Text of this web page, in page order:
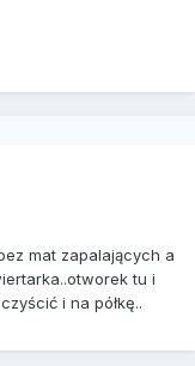
mat zapalających a
tu i
i na półkę..